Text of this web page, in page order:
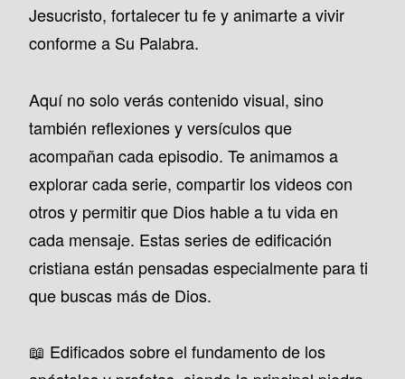
Jesucristo, fortalecer tu fe y animarte a vivir
conforme a Su Palabra.
Aquí no solo verás contenido visual, sino
también reflexiones y versículos que
acompañan cada episodio. Te animamos a
explorar cada serie, compartir los videos con
otros y permitir que Dios hable a tu vida en
cada mensaje. Estas series de edificación
cristiana están pensadas especialmente para ti
que buscas más de Dios.
📖 Edificados sobre el fundamento de los